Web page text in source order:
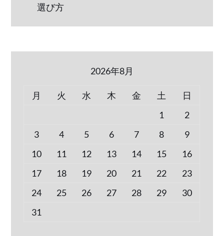
選び方
2026年8月
月 火 水 木 金 土
日
1
2
3
4 5 6 7 8
9
10
11 12 13 14 15
16
17
18 19 20 21 22
23
24
25 26 27 28 29
30
31